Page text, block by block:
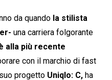
da quando la stilista
una carriera folgorante
alla più recente
con il marchio di fast
progetto Uniqlo: C, ha